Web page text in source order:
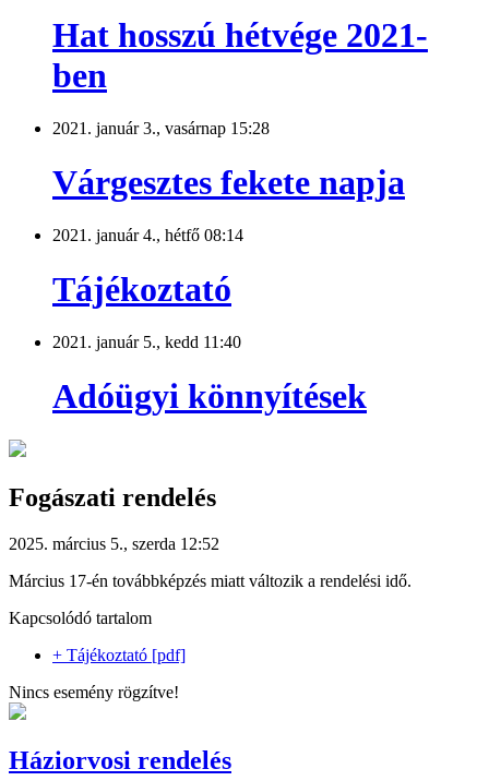
Hat hosszú hétvége 2021-
ben
2021. január 3., vasárnap 15:28
Várgesztes fekete napja
2021. január 4., hétfő 08:14
Tájékoztató
2021. január 5., kedd 11:40
Adóügyi könnyítések
Fogászati rendelés
2025. március 5., szerda 12:52
Március 17-én továbbképzés miatt változik a rendelési idő.
Kapcsolódó tartalom
+ Tájékoztató [pdf]
Nincs esemény rögzítve!
Háziorvosi rendelés